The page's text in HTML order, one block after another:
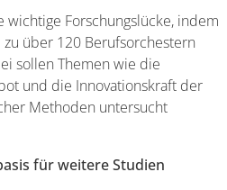
wichtige Forschungslücke, indem
zu über 120 Berufsorchestern
sollen Themen wie die
und die Innovationskraft der
Methoden untersucht
für weitere Studien